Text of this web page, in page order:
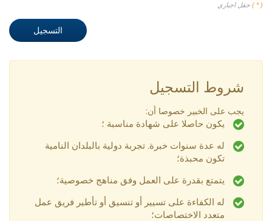
( * ) حقل اجباري
التسجيل
شروط التسجيل
يجب على الخبير خصوصا أن:
يكون حاصلا على شهادة مناسبة ؛
له عدة سنوات خبرة. تجربة دولية بالبلدان النامية
تكون محبذة؛
يتمتع بقدرة على العمل وفق مناهج خصوصية؛
له الكفاءة على تسيير أو تنسيق أو تأطير فريق عمل
متعدد الاختصاصات؛